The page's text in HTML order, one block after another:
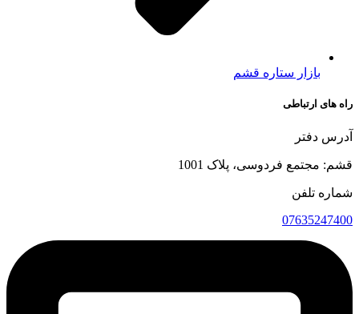
بازار ستاره قشم
راه های ارتباطی
آدرس دفتر
قشم: مجتمع فردوسی، پلاک 1001
شماره تلفن
07635247400